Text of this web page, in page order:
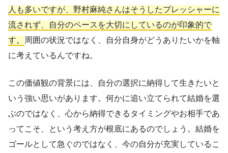
人も多いですが、野村麻純さんはそうしたプレッシャーに
流されず、自分のペースを大切にしているのが印象的で
す。
周囲の状況ではなく、自分自身がどうありたいかを軸
に考えているんですね。
この価値観の背景には、自分の選択に納得して生きたいと
いう強い思いがあります。何かに追い立てられて結婚を選
ぶのではなく、心から納得できるタイミングやお相手であ
ってこそ、という考え方が根底にあるのでしょう。結婚を
ゴールとして急ぐのではなく、今の自分が充実しているこ